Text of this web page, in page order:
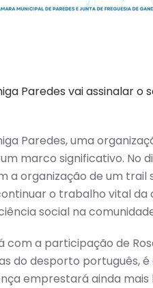
Paredes vai assinalar o
Paredes, uma
marco significativo. No
a organização de um trail
o trabalho vital
social na
a participação de
do desporto português,
emprestará ainda